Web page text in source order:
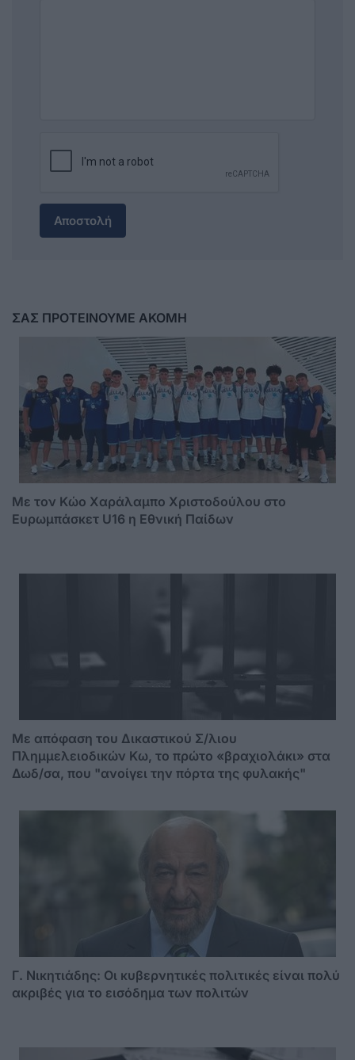
Αποστολή
ΣΑΣ ΠΡΟΤΕΙΝΟΥΜΕ ΑΚΟΜΗ
Με τον Κώο Χαράλαμπο Χριστοδούλου στο
Ευρωμπάσκετ U16 η Εθνική Παίδων
Mε απόφαση του Δικαστικού Σ/λιου
Πλημμελειοδικών Κω, το πρώτο «βραχιολάκι» στα
Δωδ/σα, που "ανοίγει την πόρτα της φυλακής"
Γ. Νικητιάδης: Οι κυβερνητικές πολιτικές είναι πολύ
ακριβές για το εισόδημα των πολιτών